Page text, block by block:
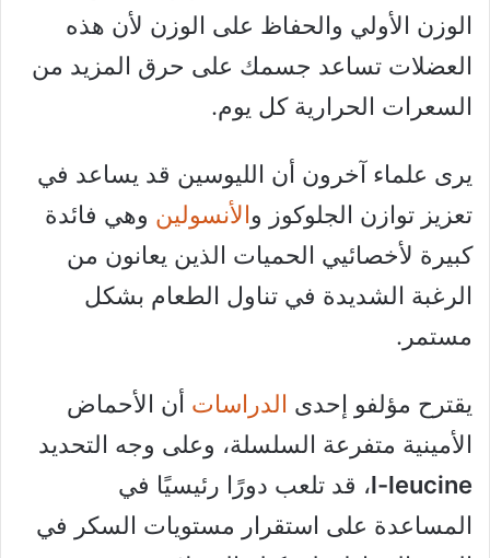
الوزن الأولي والحفاظ على الوزن لأن هذه
العضلات تساعد جسمك على حرق المزيد من
السعرات الحرارية كل يوم.
يرى علماء آخرون أن الليوسين قد يساعد في
تعزيز توازن الجلوكوز والأنسولين وهي فائدة
كبيرة لأخصائيي الحميات الذين يعانون من
الرغبة الشديدة في تناول الطعام بشكل
مستمر.
يقترح مؤلفو إحدى الدراسات أن الأحماض
الأمينية متفرعة السلسلة، وعلى وجه التحديد
l-leucine، قد تلعب دورًا رئيسيًا في
المساعدة على استقرار مستويات السكر في